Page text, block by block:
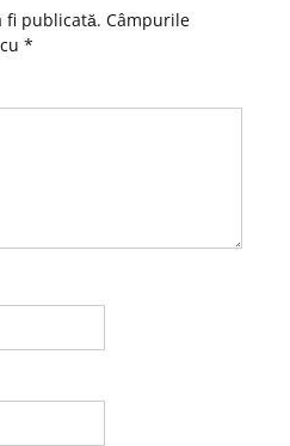
fi publicată. Câmpurile
*